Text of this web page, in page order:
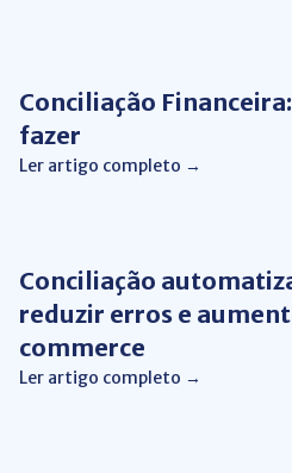
Conciliação
fazer
Ler artigo completo →
Conciliação
reduzir erros e
commerce
Ler artigo completo →